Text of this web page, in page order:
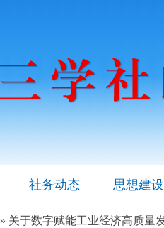
社务动态 思想建设
» 关于数字赋能工业经济高质量